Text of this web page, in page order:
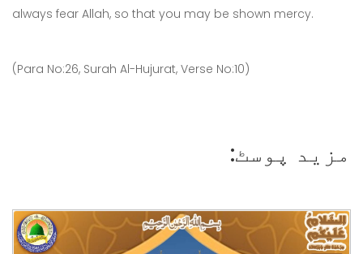
always fear Allah, so that you may be shown mercy.
(Para No:26, Surah Al-Hujurat, Verse No:10)
مزید پوسٹ: